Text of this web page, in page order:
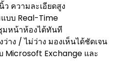
ว ความละเอียดสูง
บบ Real-Time
มหน้าห้องได้ทันที
ว่าง / ไม่ว่าง มองเห็นได้ชัดเจน
Microsoft Exchange และ